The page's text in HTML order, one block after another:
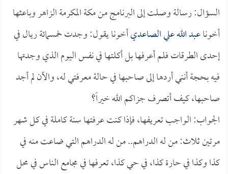
السؤال: رسالة وصلت إلى البرنامج من مكة المكرمة الزاهر وباعثها
أخوناعبد الله علي الصاعديأخونا يقول: وجدت خمسمائة ريال في
إحدى الطرقات فلم أعرفها بل أكلتها في نفس اليوم الذي وجدتها
فيه بحجة أنني أردها إلى صاحبها في حالة معرفتي له، والآن لم أجد
صاحبها، كيف أتصرف جزاكم الله خيراً؟
الجواب: الواجب تعريفها، فإذا كنت عرفتها سنة كاملة في كل شهر
مرتين ثلاث: من له الدراهم.. من له الدراهم التي ضاعت منه في
كذا وكذا في حارة كذا، في حي كذا، تعرفها في مجامع الناس في محل